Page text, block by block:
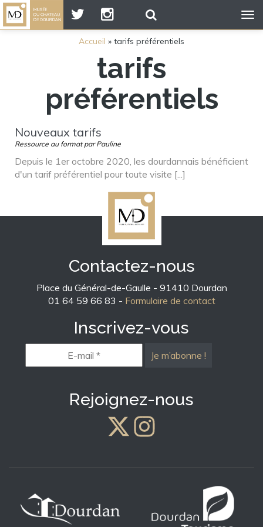
Accueil » tarifs préférentiels
tarifs
préférentiels
Nouveaux tarifs
Ressource au format par Pauline
Depuis le 1er octobre 2020, les dourdannais bénéficient
d'un tarif préférentiel pour toute visite [...]
Contactez-nous
Place du Général-de-Gaulle - 91410 Dourdan
01 64 59 66 83 - Formulaire de contact
Inscrivez-vous
mail
*
Rejoignez-nous